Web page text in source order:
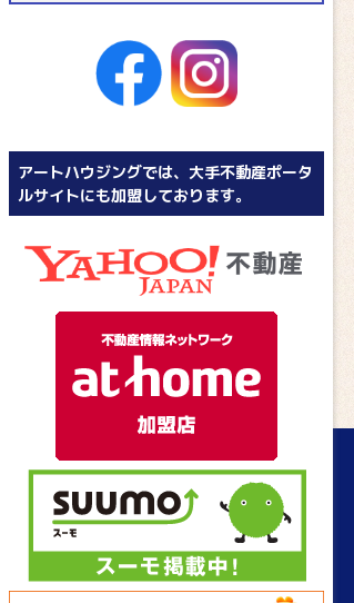
アートハウジングでは、大手不動産ポータ
ルサイトにも加盟しております。